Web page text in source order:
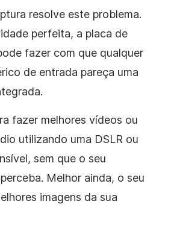
resolve este problema.
perfeita, a placa de
fazer com que qualquer
de entrada pareça uma
fazer melhores vídeos ou
utilizando uma DSLR ou
sem que o seu
Melhor ainda, o seu
imagens da sua